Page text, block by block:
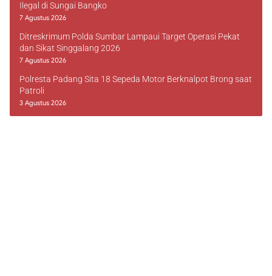
Ilegal di Sungai Bangko
7 Agustus 2026
Ditreskrimum Polda Sumbar Lampaui Target Operasi Pekat
dan Sikat Singgalang 2026
7 Agustus 2026
Polresta Padang Sita 18 Sepeda Motor Berknalpot Brong saat
Patroli
3 Agustus 2026